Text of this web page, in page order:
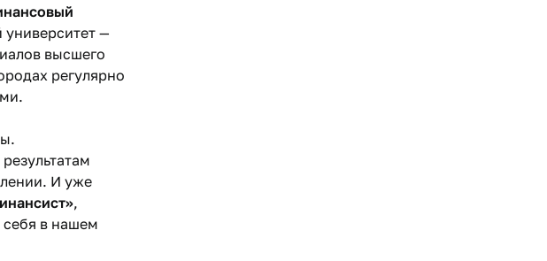
—
высшего
регулярно
И уже
,
себя в нашем